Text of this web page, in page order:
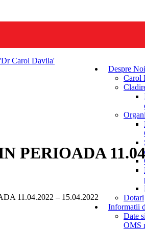
Despre Noi
Carol
Dotari
Informatii
Date
OMS
PERIOADA
11.04.2022 – 15.04.2022